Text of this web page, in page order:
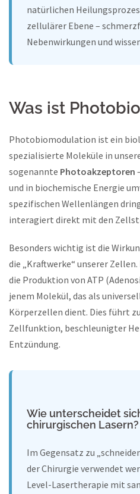
natürlichen
zellulärer Ebene –
Nebenwirkungen und
Was ist
Photobiomodulation ist ein
spezialisierte Moleküle in
sogenannte Photoakzeptoren
und in biochemische Energie
spezifischen Wellenlängen
interagiert direkt mit den
Besonders wichtig ist die
die „Kraftwerke“ unserer
die Produktion von ATP
jenem Molekül, das als
Körperzellen dient. Dies führt
Zellfunktion, beschleunigter
Entzündung.
Wie unterscheidet
chirurgischen Lasern?
Im Gegensatz zu
der Chirurgie verwendet
Level-Lasertherapie mit